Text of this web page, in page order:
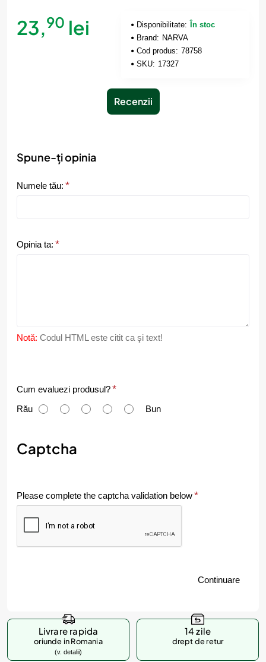
23,90 lei Disponibilitate:
În stoc
Brand: NARVA
Cod produs: 78758
SKU: 17327
Recenzii
Spune-ți opinia
Numele tău:
Opinia ta:
Notă: Codul HTML este citit ca şi text!
C
u
e
l
e
r
Cum evaluezi produsul?
Rău
Bun
Captcha
Please complete the captcha validation below
Continuare
Livrare rapida
oriunde in Romania
(v. detalii)
14 zile
drept de retur